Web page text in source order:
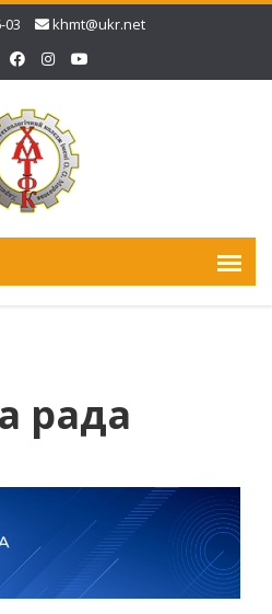
03 khmt@ukr.net
рада